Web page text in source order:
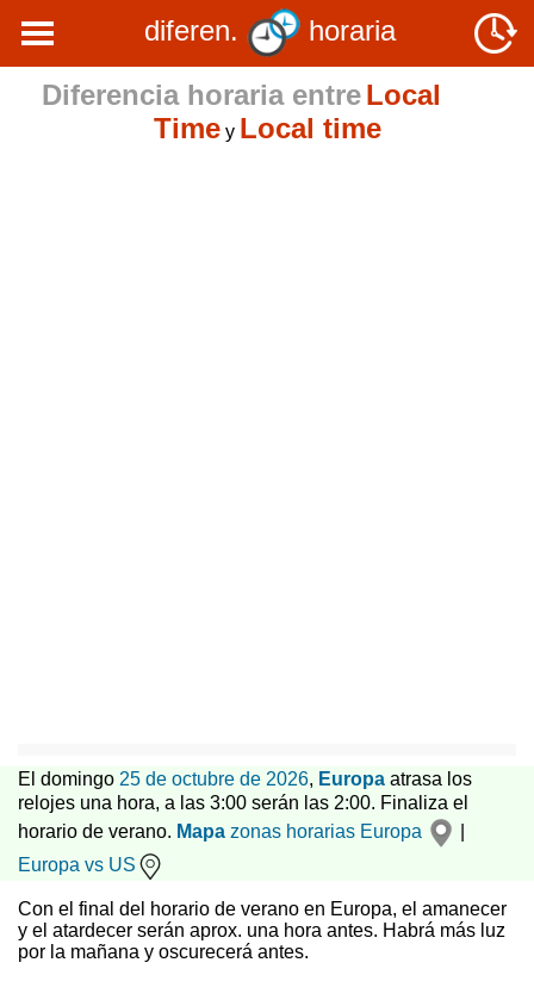
diferen.
horaria
Diferencia horaria entre Local
Timey Local time
El domingo 25 de octubre de 2026, Europa atrasa los
relojes una hora, a las 3:00 serán las 2:00. Finaliza el
horario de verano. Mapa zonas horarias Europa
Europa vs US
Con el final del horario de verano en Europa, el amanecer
y el atardecer serán aprox. una hora antes. Habrá más luz
por la mañana y oscurecerá antes.